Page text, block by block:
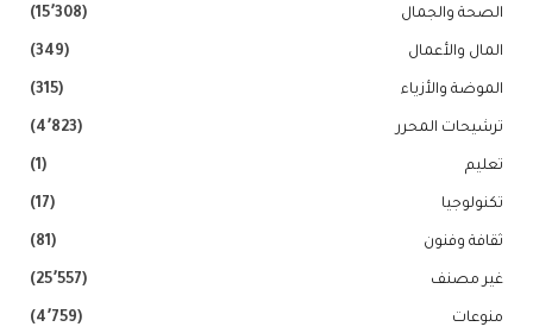
الصحة والجمال (15٬308)
المال والأعمال (349)
الموضة والأزياء (315)
ترشيحات المحرر (4٬823)
تعليم (1)
تكنولوجيا (17)
ثقافة وفنون (81)
غير مصنف (25٬557)
منوعات (4٬759)